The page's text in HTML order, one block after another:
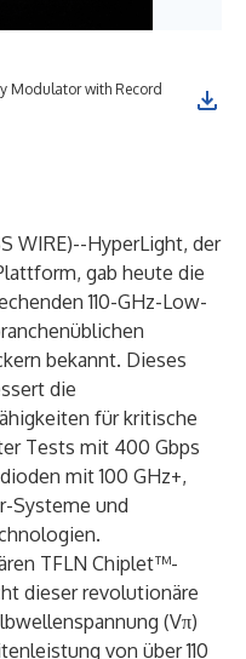
Modulator with Record
WIRE)--HyperLight, der
gab heute die
110-GHz-Low-
bekannt. Dieses
die
für kritische
Tests mit 400 Gbps
mit 100 GHz+,
Systeme und
TFLN Chiplet™-
dieser revolutionäre
(Vπ)
von über 110